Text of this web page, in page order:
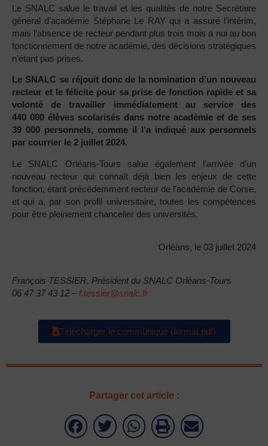
Le SNALC salue le travail et les qualités de notre Secrétaire
général d’académie Stéphane Le RAY qui a assuré l’intérim,
mais l’absence de recteur pendant plus trois mois a nui au bon
fonctionnement de notre académie, des décisions stratégiques
n’étant pas prises.
Le SNALC se réjouit donc de la nomination d’un nouveau
recteur et le félicite pour sa prise de fonction rapide et sa
volonté de travailler immédiatement au service des
440 000 élèves scolarisés dans notre académie et de ses
39 000 personnels, comme il l’a indiqué aux personnels
par courrier le 2 juillet 2024.
Le SNALC Orléans-Tours salue également l’arrivée d’un
nouveau recteur qui connaît déjà bien les enjeux de cette
fonction, étant précédemment recteur de l’académie de Corse,
et qui a, par son profil universitaire, toutes les compétences
pour être pleinement chancelier des universités.
Orléans, le 03 juillet 2024
François TESSIER, Président du SNALC Orléans-Tours
06 47 37 43 12 – f.tessier@snalc.fr
Télécharger le communiqué (format pdf)
Partager cet article :